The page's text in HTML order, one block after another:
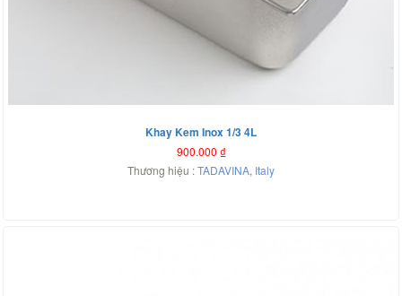
Khay Kem Inox 1/3 4L
900.000 ₫
Thương hiệu :TADAVINA, Italy